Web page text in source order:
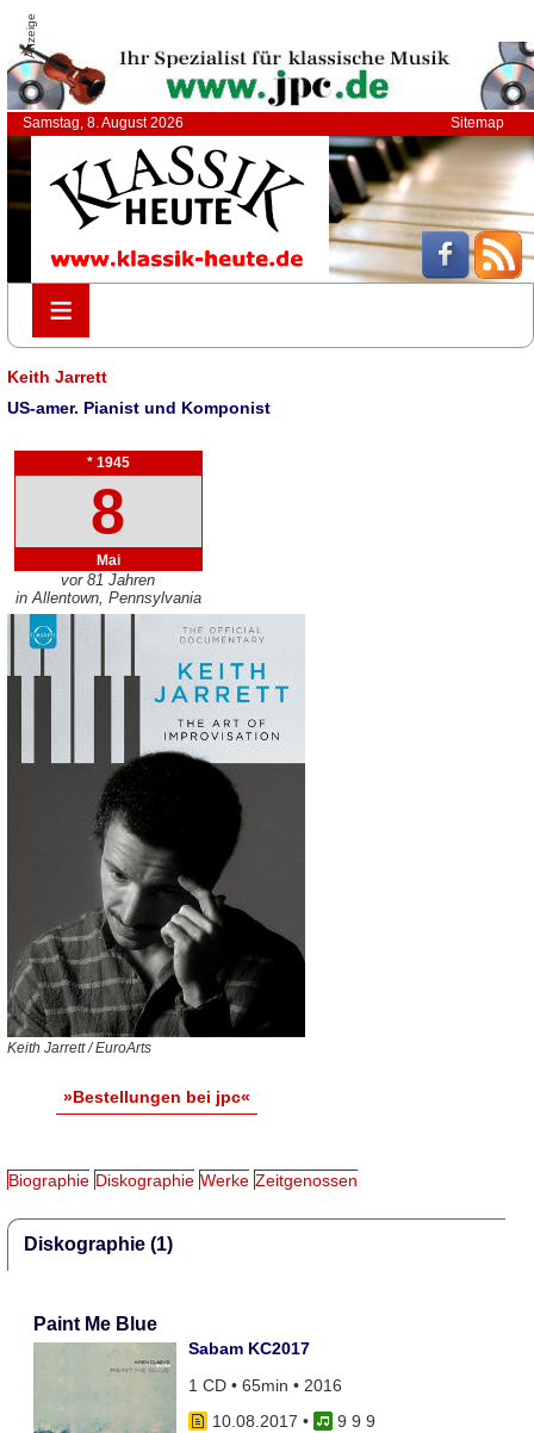
Anzeige
Samstag, 8. August 2026 Sitemap
≡
≡
Keith Jarrett
US-amer. Pianist und Komponist
* 1945
8
Mai
vor 81 Jahren
in Allentown, Pennsylvania
Keith Jarrett / EuroArts
»Bestellungen bei jpc«
Biographie Diskographie Werke Zeitgenossen
Diskographie (1)
Paint Me Blue
Sabam KC2017
1 CD • 65min • 2016
10.08.2017 •
9 9 9